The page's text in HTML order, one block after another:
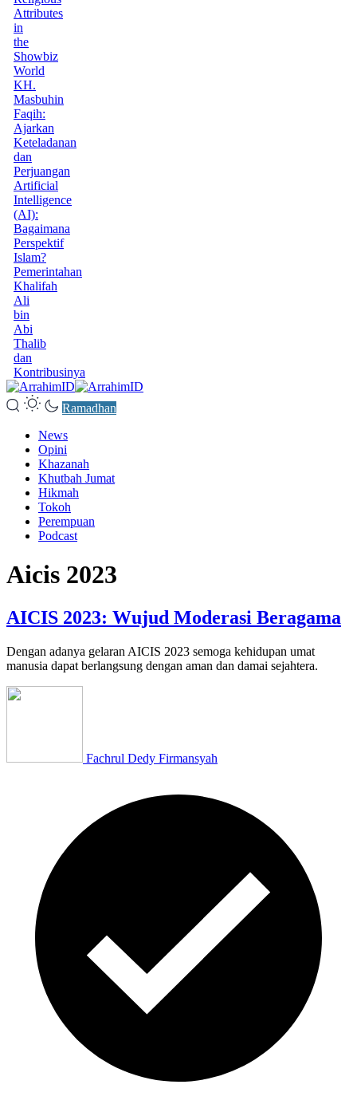
Attributes
in
the
Showbiz
World
KH.
Masbuhin
Faqih:
Ajarkan
Keteladanan
dan
Perjuangan
Artificial
Intelligence
(AI):
Bagaimana
Perspektif
Islam?
Pemerintahan
Khalifah
Ali
bin
Abi
Thalib
dan
Kontribusinya
Ramadhan
News
Opini
Khazanah
Khutbah Jumat
Hikmah
Tokoh
Perempuan
Podcast
Aicis 2023
AICIS 2023: Wujud Moderasi Beragama
Dengan adanya gelaran AICIS 2023 semoga kehidupan umat
manusia dapat berlangsung dengan aman dan damai sejahtera.
Fachrul Dedy Firmansyah